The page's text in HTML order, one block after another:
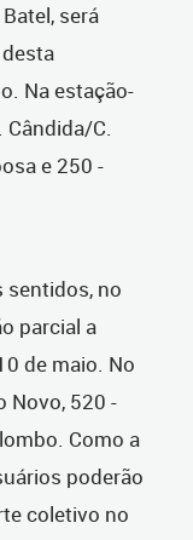
será
Na estação-
C.
e 250 -
sentidos, no
parcial a
de maio. No
Novo, 520 -
Como a
poderão
coletivo no